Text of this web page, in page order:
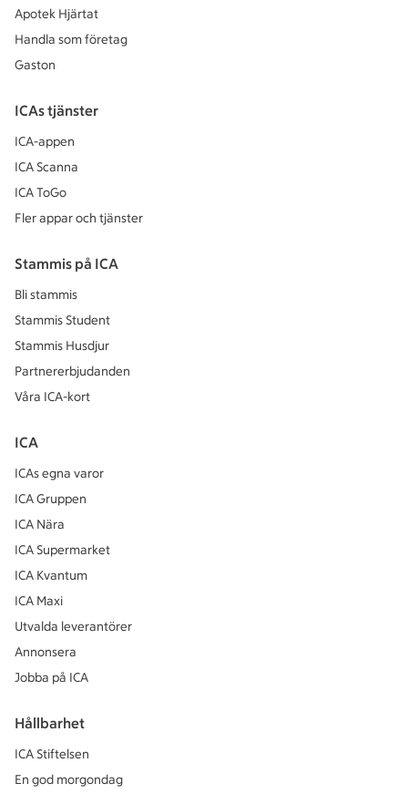
Apotek Hjärtat
Handla som företag
Gaston
ICAs tjänster
ICA-appen
ICA Scanna
ICA ToGo
Fler appar och tjänster
Stammis på ICA
Bli stammis
Stammis Student
Stammis Husdjur
Partnererbjudanden
Våra ICA-kort
ICA
ICAs egna varor
ICA Gruppen
ICA Nära
ICA Supermarket
ICA Kvantum
ICA Maxi
Utvalda leverantörer
Annonsera
Jobba på ICA
Hållbarhet
ICA Stiftelsen
En god morgondag